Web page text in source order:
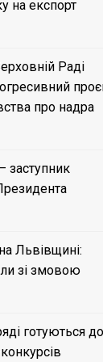
на експорт
Раді
про надра
заступник
Львівщині:
зі змовою
готуються до